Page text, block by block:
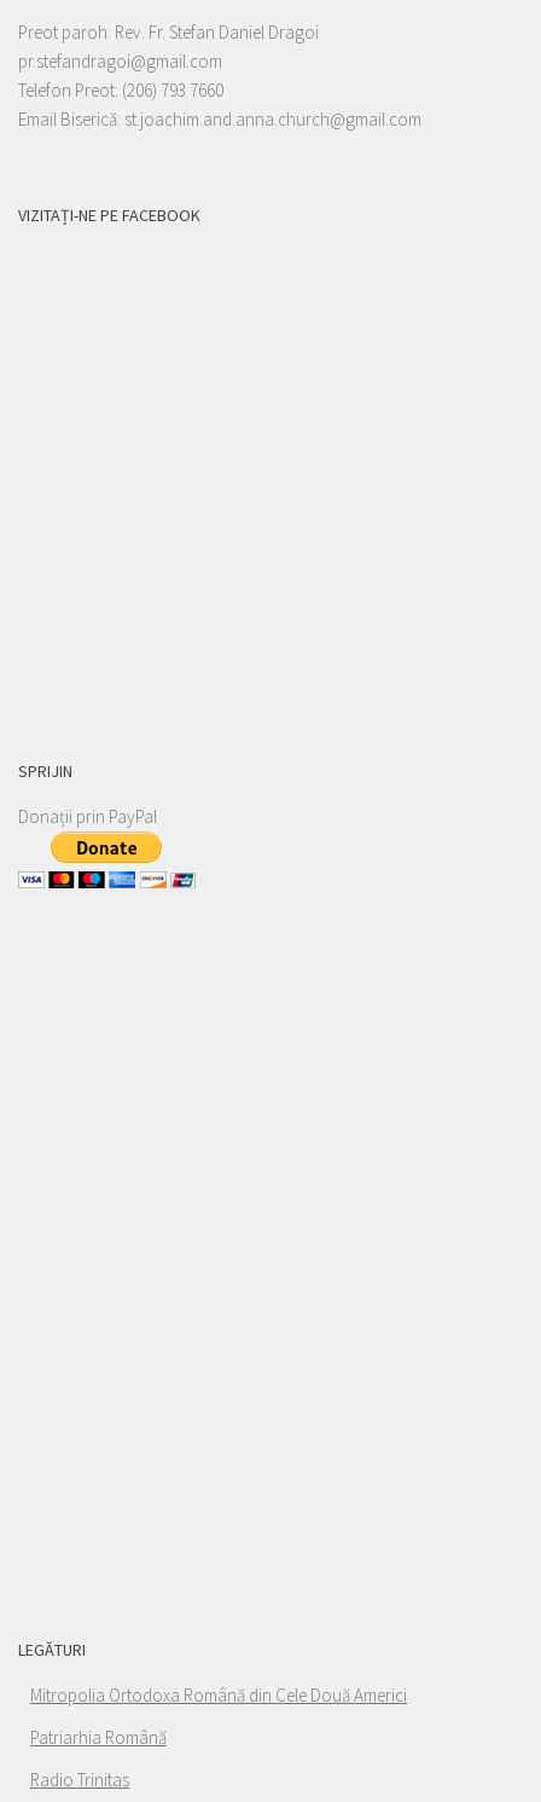
Preot paroh: Rev. Fr. Stefan Daniel Dragoi
pr.stefandragoi@gmail.com
Telefon Preot: (206) 793 7660
Email Biserică: st.joachim.and.anna.church@gmail.com
VIZITAȚI-NE PE FACEBOOK
SPRIJIN
Donații prin PayPal
LEGĂTURI
Mitropolia Ortodoxa Română din Cele Două Americi
Patriarhia Română
Radio Trinitas